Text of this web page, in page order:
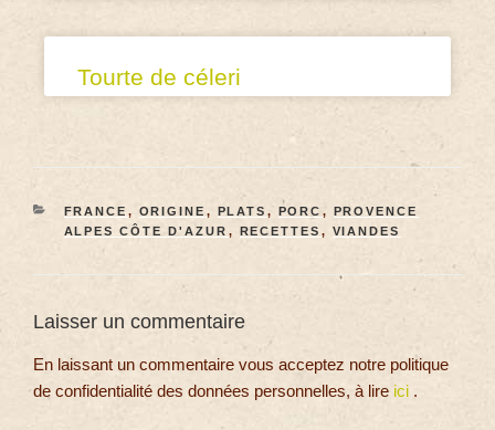
Tourte de céleri
FRANCE , ORIGINE , PLATS , PORC ,
PROVENCE
ALPES CÔTE D'AZUR , RECETTES , VIANDES
Laisser un commentaire
En laissant un commentaire vous acceptez notre politique
de confidentialité des données personnelles, à lire ici .